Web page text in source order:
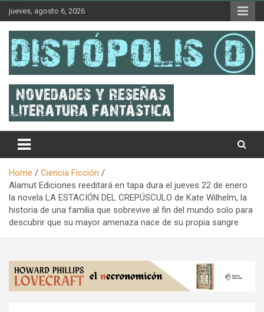
content
jueves, agosto 6, 2026
Distópolis
Home
Ciencia Ficción
Alamut Ediciones reeditará en tapa dura el jueves 22 de enero
la novela LA ESTACIÓN DEL CREPÚSCULO de Kate Wilhelm, la
historia de una familia que sobrevive al fin del mundo solo para
descubrir que su mayor amenaza nace de su propia sangre